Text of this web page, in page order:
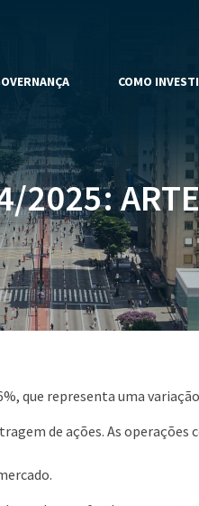
COMO
2025:
que representa uma variação
de ações. As